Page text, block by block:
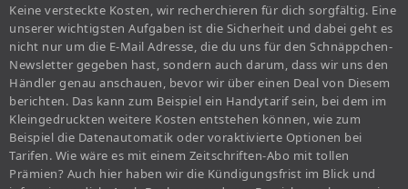
Keine versteckte Kosten, wir recherchieren für dich sorgfältig. Eine
unserer wichtigsten Aufgaben ist die Sicherheit und dabei geht es
nicht nur um die E-Mail Adresse, die du uns für den Schnäppchen-
Newsletter gegeben hast, sondern auch darum, dass wir uns den
Händler genau anschauen, bevor wir über einen Deal von Diesem
berichten. Das kann zum Beispiel ein Handytarif sein, bei dem im
Kleingedruckten weitere Kosten entstehen können, wie zum
Beispiel die Datenautomatik oder voraktivierte Optionen bei
Tarifen. Wie wäre es mit einem Zeitschriften-Abo mit tollen
Prämien? Auch hier haben wir die Kündigungsfrist im Blick und